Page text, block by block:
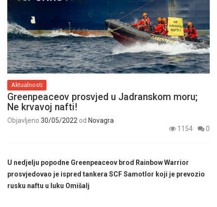
Aktualnosti
Greenpeaceov prosvjed u Jadranskom moru;
Ne krvavoj nafti!
Objavljeno 30/05/2022 od Novagra
1154
0
U nedjelju popodne Greenpeaceov brod Rainbow Warrior
prosvjedovao je ispred tankera SCF Samotlor koji je prevozio
rusku naftu u luku Omišalj